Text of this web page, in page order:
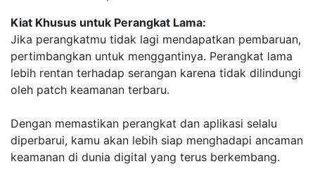
Kiat Khusus untuk Perangkat Lama:
Jika perangkatmu tidak lagi mendapatkan pembaruan,
pertimbangkan untuk menggantinya. Perangkat lama
lebih rentan terhadap serangan karena tidak dilindungi
oleh patch keamanan terbaru.
Dengan memastikan perangkat dan aplikasi selalu
diperbarui, kamu akan lebih siap menghadapi ancaman
keamanan di dunia digital yang terus berkembang.